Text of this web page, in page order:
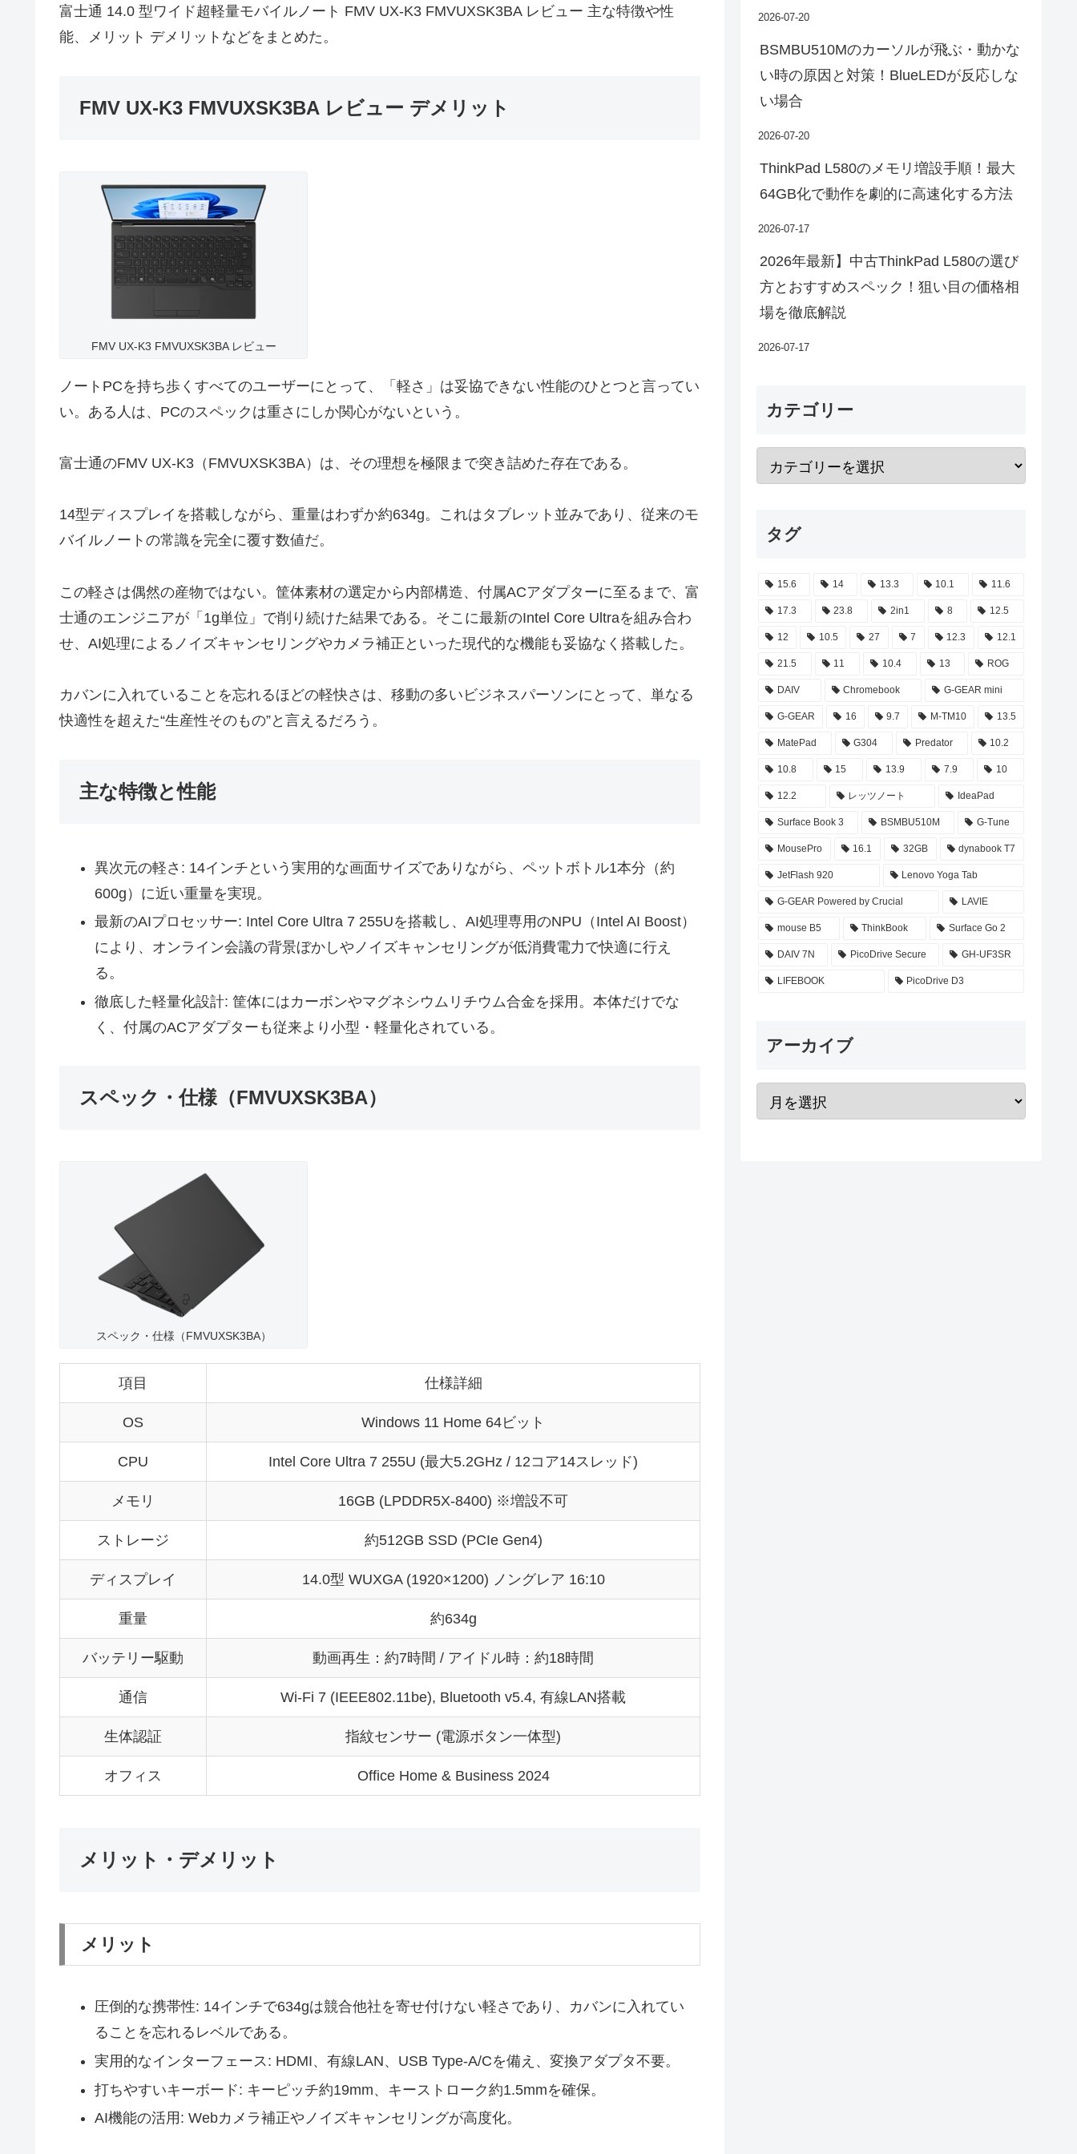
富士通 14.0 型ワイド超軽量モバイルノート FMV UX-K3 FMVUXSK3BA レビュー 主な特徴や性
能、メリット デメリットなどをまとめた。
FMV UX-K3 FMVUXSK3BA レビュー デメリット
FMV UX-K3 FMVUXSK3BA レビュー
ノートPCを持ち歩くすべてのユーザーにとって、「軽さ」は妥協できない性能のひとつと言ってい
い。ある人は、PCのスペックは重さにしか関心がないという。
富士通のFMV UX-K3（FMVUXSK3BA）は、その理想を極限まで突き詰めた存在である。
14型ディスプレイを搭載しながら、重量はわずか約634g。これはタブレット並みであり、従来のモ
バイルノートの常識を完全に覆す数値だ。
この軽さは偶然の産物ではない。筐体素材の選定から内部構造、付属ACアダプターに至るまで、富
士通のエンジニアが「1g単位」で削り続けた結果である。そこに最新のIntel Core Ultraを組み合わ
せ、AI処理によるノイズキャンセリングやカメラ補正といった現代的な機能も妥協なく搭載した。
カバンに入れていることを忘れるほどの軽快さは、移動の多いビジネスパーソンにとって、単なる
快適性を超えた“生産性そのもの”と言えるだろう。
主な特徴と性能
異次元の軽さ: 14インチという実用的な画面サイズでありながら、ペットボトル1本分（約
600g）に近い重量を実現。
最新のAIプロセッサー: Intel Core Ultra 7 255Uを搭載し、AI処理専用のNPU（Intel AI Boost）
により、オンライン会議の背景ぼかしやノイズキャンセリングが低消費電力で快適に行え
る。
徹底した軽量化設計: 筐体にはカーボンやマグネシウムリチウム合金を採用。本体だけでな
く、付属のACアダプターも従来より小型・軽量化されている。
スペック・仕様（FMVUXSK3BA）
スペック・仕様（FMVUXSK3BA）
項目 仕様詳細
OS Windows 11 Home 64ビット
CPU Intel Core Ultra 7 255U (最大5.2GHz / 12コア14スレッド)
メモリ 16GB (LPDDR5X-8400) ※増設不可
ストレージ 約512GB SSD (PCIe Gen4)
ディスプレイ 14.0型 WUXGA (1920×1200) ノングレア 16:10
重量 約634g
バッテリー駆動 動画再生：約7時間 / アイドル時：約18時間
通信 Wi-Fi 7 (IEEE802.11be), Bluetooth v5.4, 有線LAN搭載
生体認証 指紋センサー (電源ボタン一体型)
オフィス Office Home & Business 2024
メリット・デメリット
メリット
圧倒的な携帯性: 14インチで634gは競合他社を寄せ付けない軽さであり、カバンに入れてい
ることを忘れるレベルである。
実用的なインターフェース: HDMI、有線LAN、USB Type-A/Cを備え、変換アダプタ不要。
打ちやすいキーボード: キーピッチ約19mm、キーストローク約1.5mmを確保。
AI機能の活用: Webカメラ補正やノイズキャンセリングが高度化。
2026-07-20
BSMBU510Mのカーソルが飛ぶ・動かな
い時の原因と対策！BlueLEDが反応しな
い場合
2026-07-20
ThinkPad L580のメモリ増設手順！最大
64GB化で動作を劇的に高速化する方法
2026-07-17
2026年最新】中古ThinkPad L580の選び
方とおすすめスペック！狙い目の価格相
場を徹底解説
2026-07-17
カテゴリー
タグ
15.6 14 13.3 10.1 11.6
17.3 23.8 2in1 8 12.5
12 10.5 27 7 12.3 12.1
21.5 11 10.4 13 ROG
DAIV Chromebook G-GEAR mini
G-GEAR 16 9.7 M-TM10 13.5
MatePad G304 Predator 10.2
10.8 15 13.9 7.9 10
12.2 レッツノート IdeaPad
Surface Book 3 BSMBU510M G-Tune
MousePro 16.1 32GB dynabook T7
JetFlash 920 Lenovo Yoga Tab
G-GEAR Powered by Crucial LAVIE
mouse B5 ThinkBook Surface Go 2
DAIV 7N PicoDrive Secure GH-UF3SR
LIFEBOOK PicoDrive D3
アーカイブ